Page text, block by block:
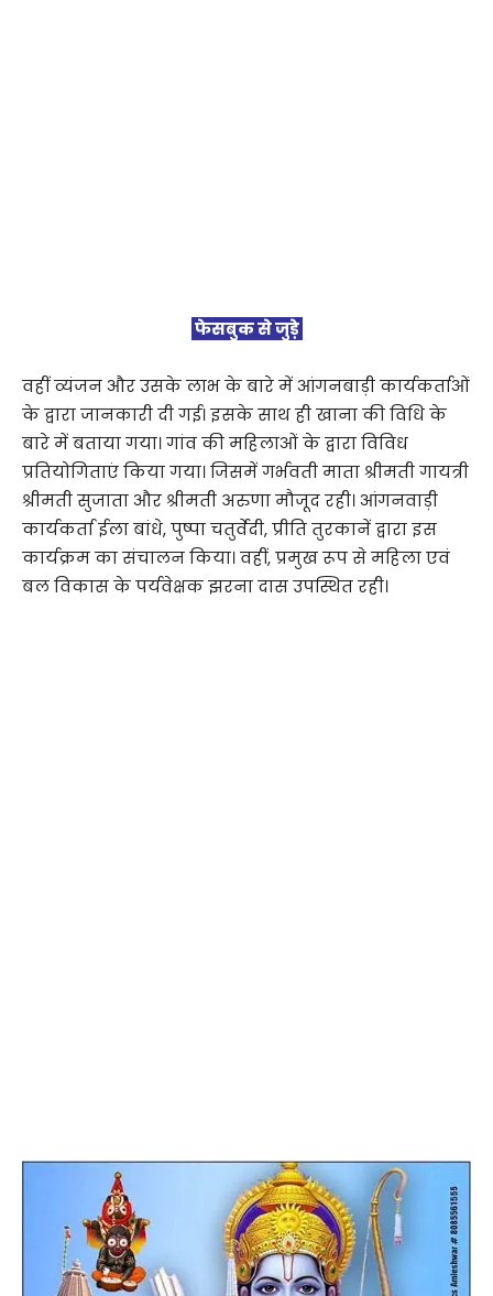
फेसबुक से जुड़े
वहीं व्यंजन और उसके लाभ के बारे में आंगनबाड़ी कार्यकर्ताओं
के द्वारा जानकारी दी गई। इसके साथ ही खाना की विधि के
बारे में बताया गया। गांव की महिलाओं के द्वारा विविध
प्रतियोगिताएं किया गया। जिसमें गर्भवती माता श्रीमती गायत्री
श्रीमती सुजाता और श्रीमती अरुणा मौजूद रही। आंगनवाड़ी
कार्यकर्ता ईला बांधे, पुष्पा चतुर्वेदी, प्रीति तुरकानें द्वारा इस
कार्यक्रम का संचालन किया। वहीं, प्रमुख रूप से महिला एवं
बल विकास के पर्यवेक्षक झरना दास उपस्थित रही।